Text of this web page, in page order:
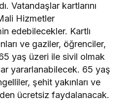
Vatandaşlar kartlarını
Hizmetler
edebilecekler. Kartlı
ve gaziler, öğrenciler,
yaş üzeri ile sivil olmak
yararlanabilecek. 65 yaş
şehit yakınları ve
ücretsiz faydalanacak.